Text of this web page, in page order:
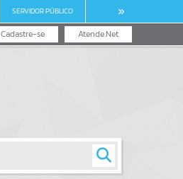
SERVIDOR PÚBLICO
Atende.Net
Cadastre-se